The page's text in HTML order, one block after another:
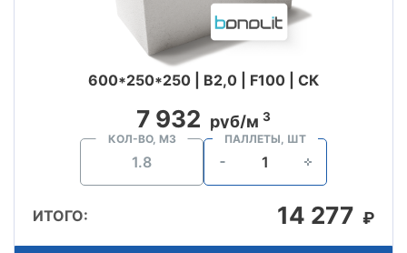
600*250*250 | B2,0 | F100 | СК
7 932 руб/м 3
КОЛ-ВО, М3 ПАЛЛЕТЫ, ШТ
ИТОГО: 14 277 ₽